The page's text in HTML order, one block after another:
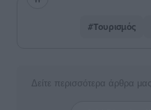
#Τουρισμός
Δείτε περισσότερα άρθρα